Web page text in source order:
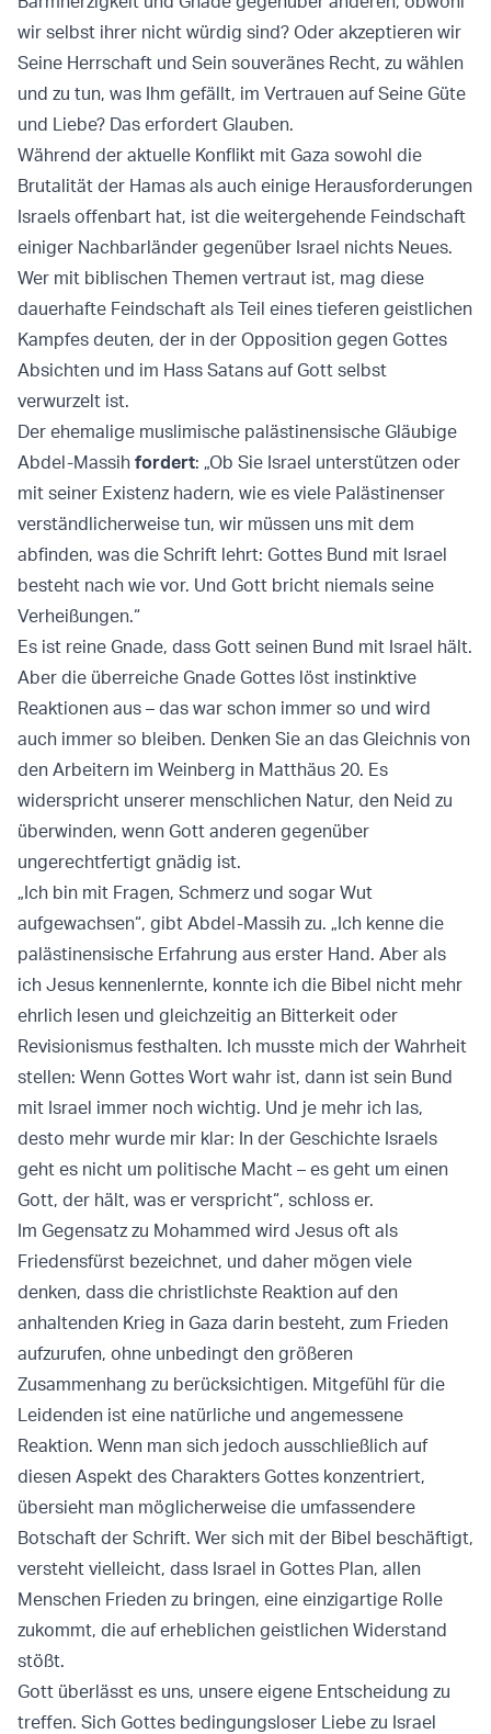
wir selbst ihrer nicht würdig sind? Oder akzeptieren wir
Seine Herrschaft und Sein souveränes Recht, zu wählen
und zu tun, was Ihm gefällt, im Vertrauen auf Seine Güte
und Liebe? Das erfordert Glauben.
Während der aktuelle Konflikt mit Gaza sowohl die
Brutalität der Hamas als auch einige Herausforderungen
Israels offenbart hat, ist die weitergehende Feindschaft
einiger Nachbarländer gegenüber Israel nichts Neues.
Wer mit biblischen Themen vertraut ist, mag diese
dauerhafte Feindschaft als Teil eines tieferen geistlichen
Kampfes deuten, der in der Opposition gegen Gottes
Absichten und im Hass Satans auf Gott selbst
verwurzelt ist.
Der ehemalige muslimische palästinensische Gläubige
Abdel-Massih fordert: „Ob Sie Israel unterstützen oder
mit seiner Existenz hadern, wie es viele Palästinenser
verständlicherweise tun, wir müssen uns mit dem
abfinden, was die Schrift lehrt: Gottes Bund mit Israel
besteht nach wie vor. Und Gott bricht niemals seine
Verheißungen.“
Es ist reine Gnade, dass Gott seinen Bund mit Israel hält.
Aber die überreiche Gnade Gottes löst instinktive
Reaktionen aus – das war schon immer so und wird
auch immer so bleiben. Denken Sie an das Gleichnis von
den Arbeitern im Weinberg in Matthäus 20. Es
widerspricht unserer menschlichen Natur, den Neid zu
überwinden, wenn Gott anderen gegenüber
ungerechtfertigt gnädig ist.
„Ich bin mit Fragen, Schmerz und sogar Wut
aufgewachsen“, gibt Abdel-Massih zu. „Ich kenne die
palästinensische Erfahrung aus erster Hand. Aber als
ich Jesus kennenlernte, konnte ich die Bibel nicht mehr
ehrlich lesen und gleichzeitig an Bitterkeit oder
Revisionismus festhalten. Ich musste mich der Wahrheit
stellen: Wenn Gottes Wort wahr ist, dann ist sein Bund
mit Israel immer noch wichtig. Und je mehr ich las,
desto mehr wurde mir klar: In der Geschichte Israels
geht es nicht um politische Macht – es geht um einen
Gott, der hält, was er verspricht“, schloss er.
Im Gegensatz zu Mohammed wird Jesus oft als
Friedensfürst bezeichnet, und daher mögen viele
denken, dass die christlichste Reaktion auf den
anhaltenden Krieg in Gaza darin besteht, zum Frieden
aufzurufen, ohne unbedingt den größeren
Zusammenhang zu berücksichtigen. Mitgefühl für die
Leidenden ist eine natürliche und angemessene
Reaktion. Wenn man sich jedoch ausschließlich auf
diesen Aspekt des Charakters Gottes konzentriert,
übersieht man möglicherweise die umfassendere
Botschaft der Schrift. Wer sich mit der Bibel beschäftigt,
versteht vielleicht, dass Israel in Gottes Plan, allen
Menschen Frieden zu bringen, eine einzigartige Rolle
zukommt, die auf erheblichen geistlichen Widerstand
stößt.
Gott überlässt es uns, unsere eigene Entscheidung zu
treffen. Sich Gottes bedingungsloser Liebe zu Israel